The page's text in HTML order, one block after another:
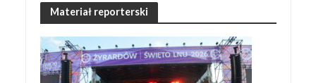
Materiał reporterski